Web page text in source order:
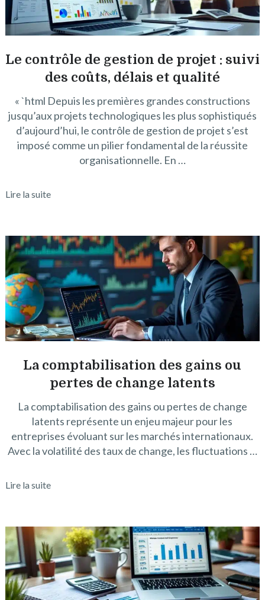
Le contrôle de gestion de projet : suivi
des coûts, délais et qualité
« `html Depuis les premières grandes constructions
jusqu’aux projets technologiques les plus sophistiqués
d’aujourd’hui, le contrôle de gestion de projet s’est
imposé comme un pilier fondamental de la réussite
organisationnelle. En …
Lire la suite
La comptabilisation des gains ou
pertes de change latents
La comptabilisation des gains ou pertes de change
latents représente un enjeu majeur pour les
entreprises évoluant sur les marchés internationaux.
Avec la volatilité des taux de change, les fluctuations …
Lire la suite